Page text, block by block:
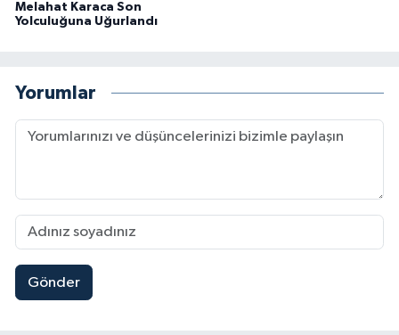
Melahat Karaca Son
Yolculuğuna Uğurlandı
Yorumlar
Gönder